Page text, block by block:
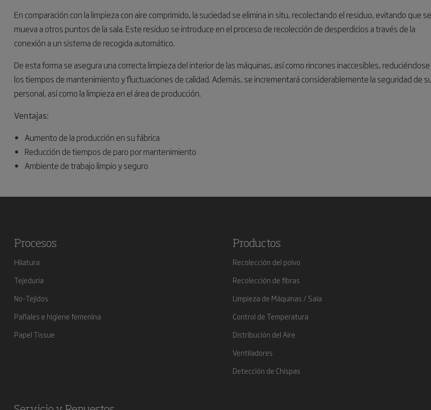
En comparación con la limpieza con aire comprimido, la suciedad se elimina in situ, recolectando el residuo, evitando que se
mueva a otros puntos de la sala. Este residuo se introduce en el proceso de recolección de desperdicios a través de la
conexión a un sistema de recogida automático.
De esta forma se asegura una correcta limpieza del interior de las máquinas, así como rincones inaccesibles, reduciéndose
los tiempos de mantenimiento y fluctuaciones de calidad. Además, se incrementará considerablemente la seguridad de
personal, así como la limpieza en el área de producción.
Ventajas:
Aumento de la producción en su fábrica
Reducción de tiempos de paro por mantenimiento
Ambiente de trabajo limpio y seguro
Procesos
Hilatura
Tejeduría
No-Tejidos
Pañales e higiene femenina
Papel Tissue
Productos
Recolección del polvo
Recolección de fibras
Limpieza de Máquinas / Sala
Control de Temperatura
Distribución del Aire
Ventiladores
Detección de Chispas